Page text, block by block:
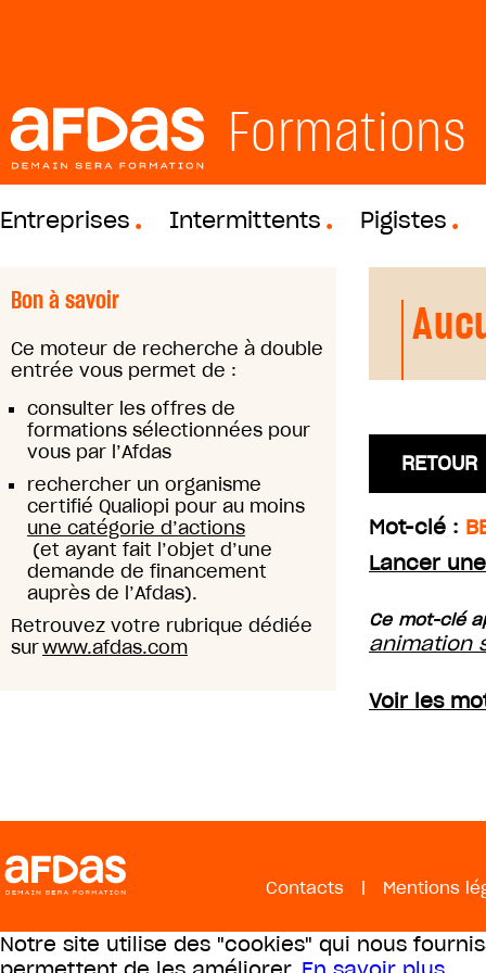
Formations
Entreprises Intermittents Pigistes
Bon à savoir
Ce moteur de recherche à double
entrée vous permet de :
consulter les offres de
formations sélectionnées pour
vous par l’Afdas
rechercher un organisme
certifié Qualiopi pour au moins
une catégorie d’actions
(et ayant fait l’objet d’une
demande de financement
auprès de l’Afdas).
Retrouvez votre rubrique dédiée
surwww.afdas.com
RETOUR
Mot-clé :
Lancer
Ce mot-clé
animation
Voir les
Contacts | Mentions
Notre site utilise des "cookies" qui nous